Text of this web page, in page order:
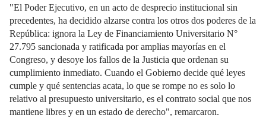
"El Poder Ejecutivo, en un acto de desprecio institucional sin
precedentes, ha decidido alzarse contra los otros dos poderes de la
República: ignora la Ley de Financiamiento Universitario N°
27.795 sancionada y ratificada por amplias mayorías en el
Congreso, y desoye los fallos de la Justicia que ordenan su
cumplimiento inmediato. Cuando el Gobierno decide qué leyes
cumple y qué sentencias acata, lo que se rompe no es solo lo
relativo al presupuesto universitario, es el contrato social que nos
mantiene libres y en un estado de derecho", remarcaron.